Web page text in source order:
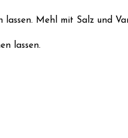
Mehl mit Salz und
lassen.